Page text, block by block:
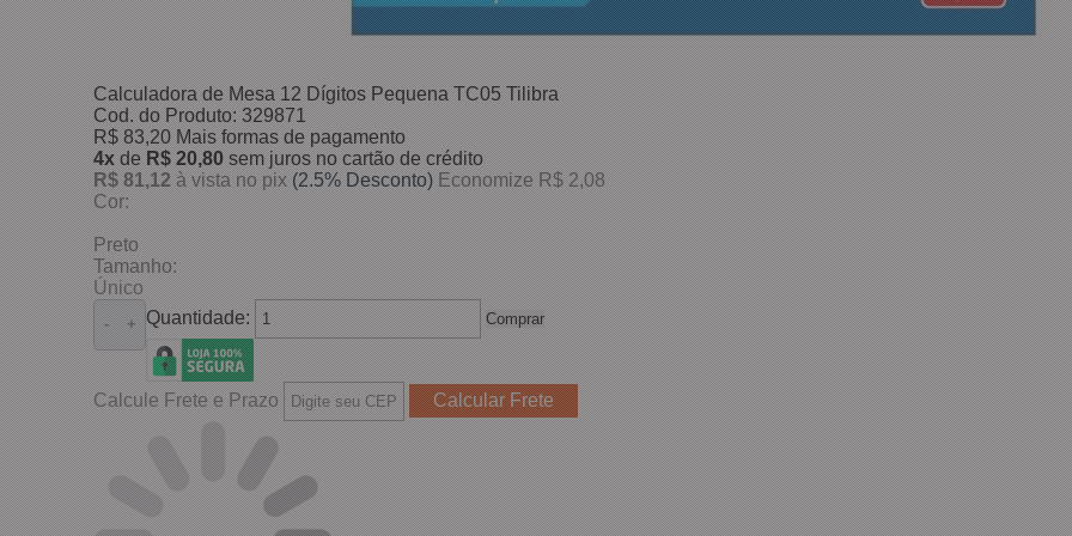
Calculadora de Mesa 12 Dígitos Pequena TC05 Tilibra
Cod. do Produto: 329871
R$ 83,20 Mais formas de pagamento
4xdeR$ 20,80 sem juros no cartão de crédito
R$ 81,12à vista no pix(2.5% Desconto)Economize R$ 2,08
Cor:
Preto
Tamanho:
Único
Quantidade:
- + Comprar
Calcule Frete e Prazo